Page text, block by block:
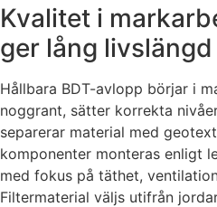
Kvalitet i
ger lång livslängd
Hållbara BDT-avlopp börjar i
noggrant, sätter korrekta
separerar material med
komponenter monteras enligt
med fokus på täthet,
Filtermaterial väljs utifrån